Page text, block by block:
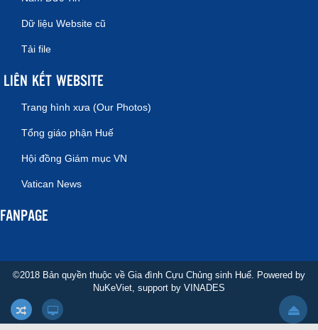
Dữ liệu Website cũ
Tải file
LIÊN KẾT WEBSITE
Trang hình xưa (Our Photos)
Tổng giáo phận Huế
Hội đồng Giám mục VN
Vatican News
FANPAGE
©2018 Bản quyền thuộc về Gia đình Cựu Chủng sinh Huế. Powered by
NuKeViet, support by VINADES